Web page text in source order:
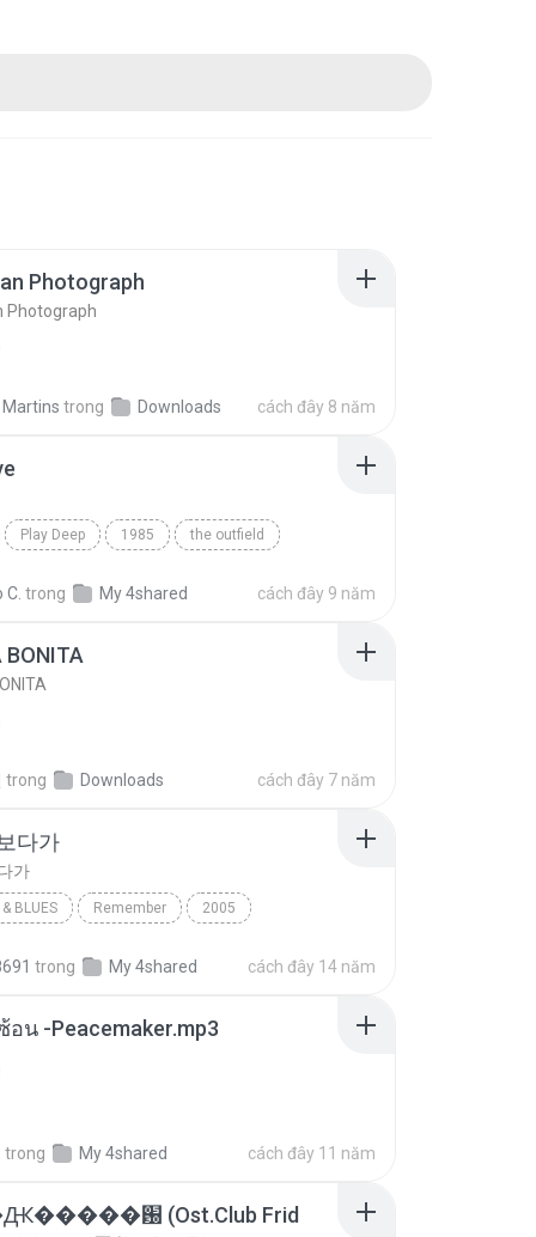
Photograph
Photograph
Martins trong Downloads cách đây 8 năm
Play Deep 1985 the outfield
C. trong My 4shared cách đây 9 năm
BONITA
trong Downloads cách đây 7 năm
다가
가
BLUES Remember 2005
trong My 4shared cách đây 14 năm
น -Peacemaker.mp3
trong My 4shared cách đây 11 năm
(Ost.Club Frid